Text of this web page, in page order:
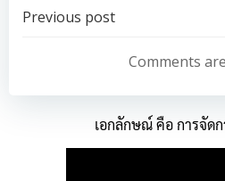
Post
navigation
Previous post
Comments
เอกลักษณ์ คือ การจัด